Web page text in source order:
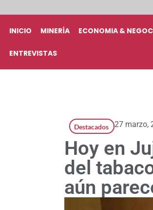
INICIO MINERÍA ECONOMIA &
ENTREVISTAS
Destacados 27 marzo,
Hoy en
del
aún